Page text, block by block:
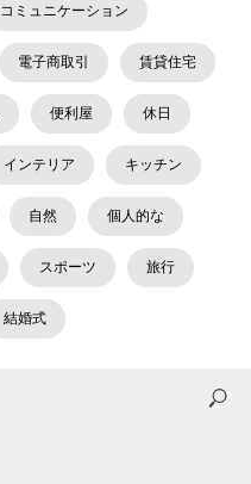
コミュニケーション
電子商取引 賃貸住宅
便利屋 休日
インテリア キッチン
自然 個人的な
スポーツ 旅行
結婚式